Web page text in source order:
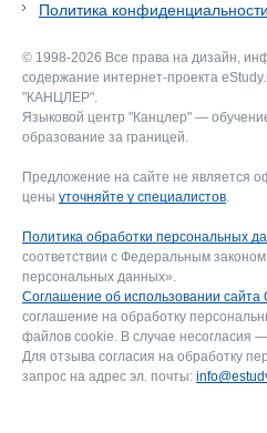
Политика конфиденциальности
© 1998-2026 Все права на дизайн,
содержание интернет-проекта
"КАНЦЛЕР".
Языковой центр "Канцлер" —
образование за границей.
Предложение на сайте не является
цены уточняйте у специалистов.
Политика обработки персональных
соответствии с Федеральным
персональных данных».
Соглашение об использовании
соглашение на обработку
файлов cookie. В случае несогласия —
Для отзыва согласия на обработку
запрос на адрес эл. почты: